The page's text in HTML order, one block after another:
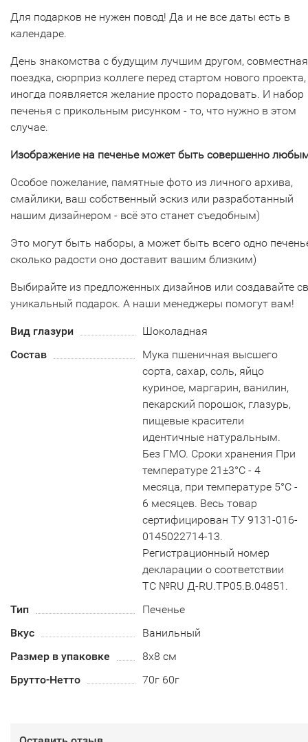
Для подарков не нужен повод! Да и не все даты есть в
календаре.
День знакомства с будущим лучшим другом, совместная
поездка, сюрприз коллеге перед стартом нового
иногда появляется желание просто порадовать. И набор
печенья с прикольным рисунком - то, что нужно в этом
случае.
Изображение на печенье может быть совершенно
Особое пожелание, памятные фото из личного архива,
смайлики, ваш собственный эскиз или разработанный
нашим дизайнером - всё это станет съедобным)
Это могут быть наборы, а может быть всего одно
сколько радости оно доставит вашим близким)
Выбирайте из предложенных дизайнов или создавайте
уникальный подарок. А наши менеджеры помогут вам!
Вид глазури
Шоколадная
Состав
Мука пшеничная высшего
сорта, сахар, соль, яйцо
куриное, маргарин, ванилин,
пекарский порошок, глазурь,
пищевые красители
идентичные натуральным.
Без ГМО. Сроки хранения При
температуре 21±3°С - 4
месяца, при температуре 5°С -
6 месяцев. Весь товар
сертифицирован ТУ 9131-016-
0145022714-13.
Регистрационный номер
декларации о соответствии
ТС №RU Д-RU.TP05.B.04851.
Тип
Печенье
Вкус
Ванильный
Размер в упаковке
8х8 см
Брутто-Нетто
70г 60г